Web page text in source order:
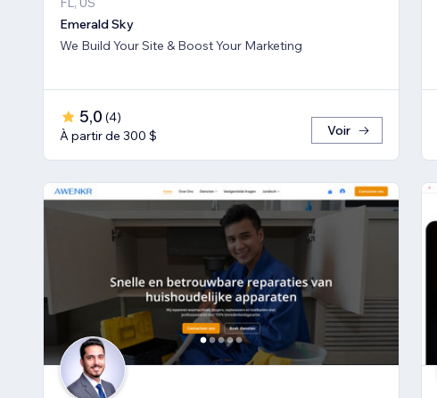
Emerald Sky
We Build Your Site & Boost Your Marketing
5,0 (4)
À partir de 300 $
Voir